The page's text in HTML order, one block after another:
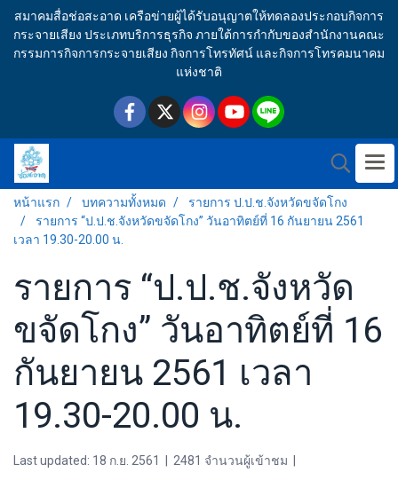
สมาคมสื่อช่อสะอาด เครือข่ายผู้ได้รับอนุญาตให้ทดลองประกอบกิจการ
กระจายเสียง ประเภทบริการธุรกิจ ภายใต้การกำกับของสำนักงานคณะ
กรรมการกิจการกระจายเสียง กิจการโทรทัศน์ และกิจการโทรคมนาคม
แห่งชาติ
หน้าแรก บทความทั้งหมด
รายการ ป.ป.ช.จังหวัดขจัดโกง
รายการ “ป.ป.ช.จังหวัดขจัดโกง” วันอาทิตย์ที่ 16 กันยายน 2561
เวลา 19.30-20.00 น.
รายการ “ป.ป.ช.จังหวัด
ขจัดโกง” วันอาทิตย์ที่ 16
กันยายน 2561 เวลา
19.30-20.00 น.
Last updated: 18 ก.ย. 2561 2481 จำนวนผู้เข้าชม